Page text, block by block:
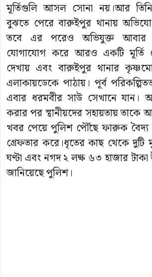
মূর্তিগুলি আসল সোনা নয়।আর তিনি
বুঝতে পেরে বারুইপুর থানায়
তবে এর পরেও অভিযুক্ত আবার
যোগাযোগ করে আরও একটি মূর্তি
দেখায় এবং বারুইপুর থানার
এলাকায়ডেকে পাঠায়। পূর্ব
এবার ধরমবীর সাউ সেখানে যান।
করার পর স্থানীয়দের সহায়তায়
খবর পেয়ে পুলিশ পৌঁছে ফারুক বৈদ্য
গ্রেফতার করে।ধৃতের কাছ থেকে দুটি
ঘণ্টা এবং নগদ ২ লক্ষ ৬৩ হাজার টাকা
জানিয়েছে পুলিশ।